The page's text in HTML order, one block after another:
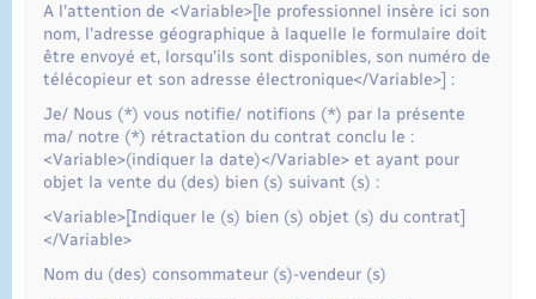
A l'attention de <Variable>[le professionnel insère ici son
nom, l'adresse géographique à laquelle le formulaire doit
être envoyé et, lorsqu'ils sont disponibles, son numéro de
télécopieur et son adresse électronique</Variable>] :
Je/ Nous (*) vous notifie/ notifions (*) par la présente
ma/ notre (*) rétractation du contrat conclu le :
<Variable>(indiquer la date)</Variable> et ayant pour
objet la vente du (des) bien (s) suivant (s) :
<Variable>[Indiquer le (s) bien (s) objet (s) du contrat]
</Variable>
Nom du (des) consommateur (s)-vendeur (s)